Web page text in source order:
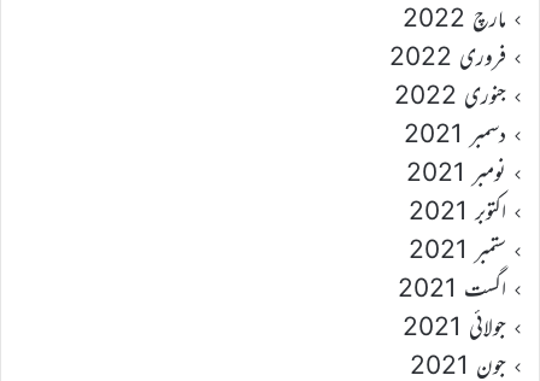
مارچ 2022
فروری 2022
جنوری 2022
دسمبر 2021
نومبر 2021
اکتوبر 2021
ستمبر 2021
اگست 2021
جولائی 2021
جون 2021